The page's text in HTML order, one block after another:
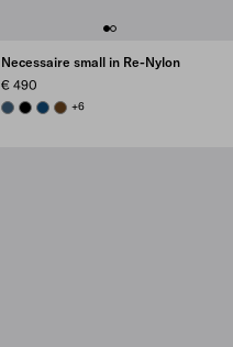
Necessaire small in Re-Nylon
€ 490
AVIATION BLUE
BLACKBALTIC BLUE
BRANDY
+6